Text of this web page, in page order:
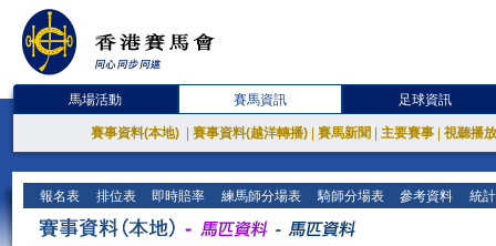
馬場活動 賽馬資訊 足球資訊
賽事資料(本地) 賽事資料(越洋轉播) 賽馬新聞 主要賽事 視聽播
報名表 排位表 即時賠率 練馬師分場表 騎師分場表 參考資料 統